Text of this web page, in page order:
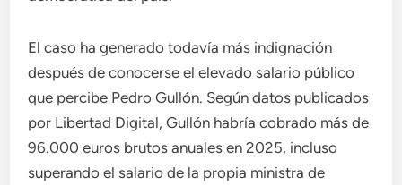
El caso ha generado todavía más indignación
después de conocerse el elevado salario público
que percibe Pedro Gullón. Según datos publicados
por Libertad Digital, Gullón habría cobrado más de
96.000 euros brutos anuales en 2025, incluso
superando el salario de la propia ministra de